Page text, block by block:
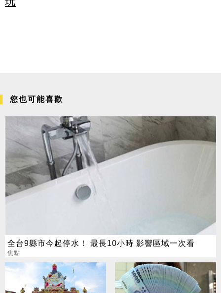
您也可能喜歡
全台9縣市今起停水！ 最長10小時 影響區域一次看
焦點